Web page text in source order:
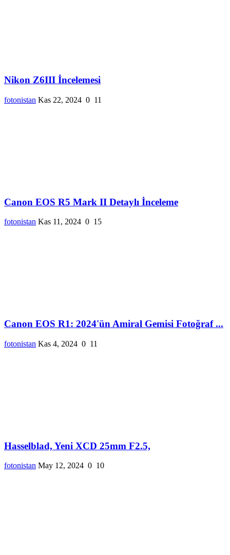
Nikon Z6III İncelemesi
fotonistan Kas 22, 2024 0 11
Canon EOS R5 Mark II Detaylı İnceleme
fotonistan Kas 11, 2024 0 15
Canon EOS R1: 2024'ün Amiral Gemisi Fotoğraf ...
fotonistan Kas 4, 2024 0 11
Hasselblad, Yeni XCD 25mm F2.5,
fotonistan May 12, 2024 0 10